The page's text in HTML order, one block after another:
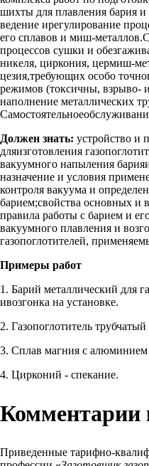
шихты для плавления бария и
ведение ирегулирование
его сплавов и миш-
процессов сушки и
никеля, циркония, цермиш-
цезия,требующих особо
режимов (токсичны, взрыво-
наполнение металлических
Должен знать: устройство и
дляизготовления
вакуумного напыления
назначение и условия
контроля вакуума и
барием;свойства основных и
правила работы с барием и
вакуумного плавления и
газопоглотителей,
Примеры работ
1. Барий металлический для
ивозгонка на установке.
2. Газопоглотитель
3. Сплав магния с
4. Цирконий - спекание.
Комментарии
Приведенные тарифно-